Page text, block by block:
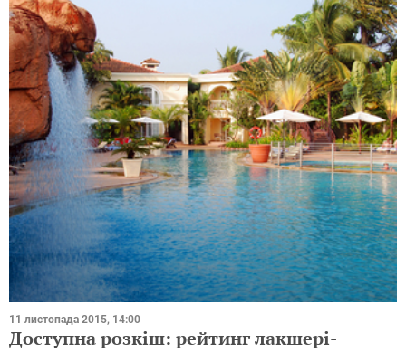
11 листопада 2015, 14:00
Доступна розкіш: рейтинг лакшері-